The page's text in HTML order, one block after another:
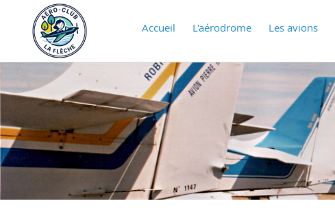
Accueil L'aérodrome Les avions